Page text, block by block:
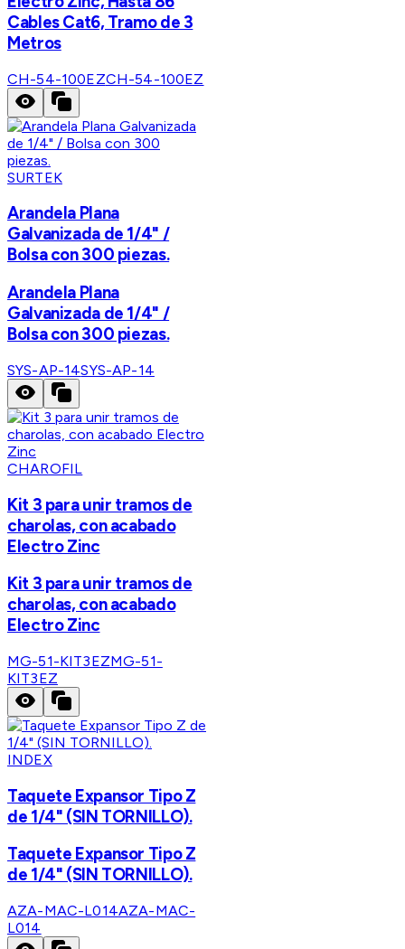
Cables Cat6, Tramo de 3
Metros
CH-54-100EZCH-54-100EZ
SURTEK
Arandela Plana
Galvanizada de 1/4" /
Bolsa con 300 piezas.
Arandela Plana
Galvanizada de 1/4" /
Bolsa con 300 piezas.
SYS-AP-14SYS-AP-14
CHAROFIL
Kit 3 para unir tramos de
charolas, con acabado
Electro Zinc
Kit 3 para unir tramos de
charolas, con acabado
Electro Zinc
MG-51-KIT3EZMG-51-
KIT3EZ
INDEX
Taquete Expansor Tipo Z
de 1/4" (SIN TORNILLO).
Taquete Expansor Tipo Z
de 1/4" (SIN TORNILLO).
AZA-MAC-L014AZA-MAC-
L014